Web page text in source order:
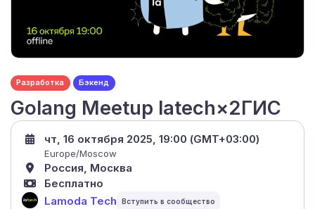
Разработка Бэкенд
Golang Meetup latech×2ГИС
чт, 16 октября 2025, 19:00 (GMT+03:00)
Europe/Moscow
Россия, Москва
Бесплатно
Lamoda Tech